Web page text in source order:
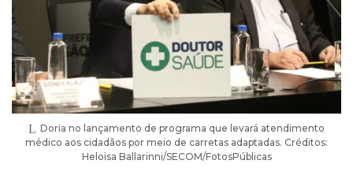
Doria no lançamento de programa que levará atendimento
médico aos cidadãos por meio de carretas adaptadas. Créditos:
Heloisa Ballarinni/SECOM/FotosPúblicas